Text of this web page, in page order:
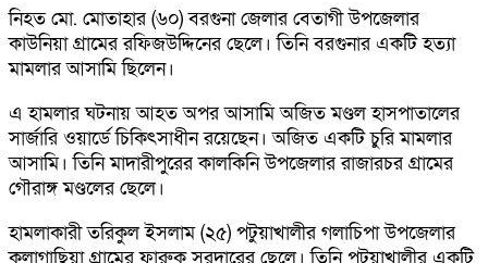
নিহত মো. মোতাহার (৬০) বরগুনা জেলার বেতাগী উপজেলার
কাউনিয়া গ্রামের রফিজউদ্দিনের ছেলে। তিনি বরগুনার একটি হত্যা
মামলার আসামি ছিলেন।
এ হামলার ঘটনায় আহত অপর আসামি অজিত মণ্ডল হাসপাতালের
সার্জারি ওয়ার্ডে চিকিৎসাধীন রয়েছেন। অজিত একটি চুরি মামলার
আসামি। তিনি মাদারীপুরের কালকিনি উপজেলার রাজারচর গ্রামের
গৌরাঙ্গ মণ্ডলের ছেলে।
হামলাকারী তরিকুল ইসলাম (২৫) পটুয়াখালীর গলাচিপা উপজেলার
কলাগাছিয়া গ্রামের ফারুক সরদারের ছেলে। তিনি পটুয়াখালীর একটি